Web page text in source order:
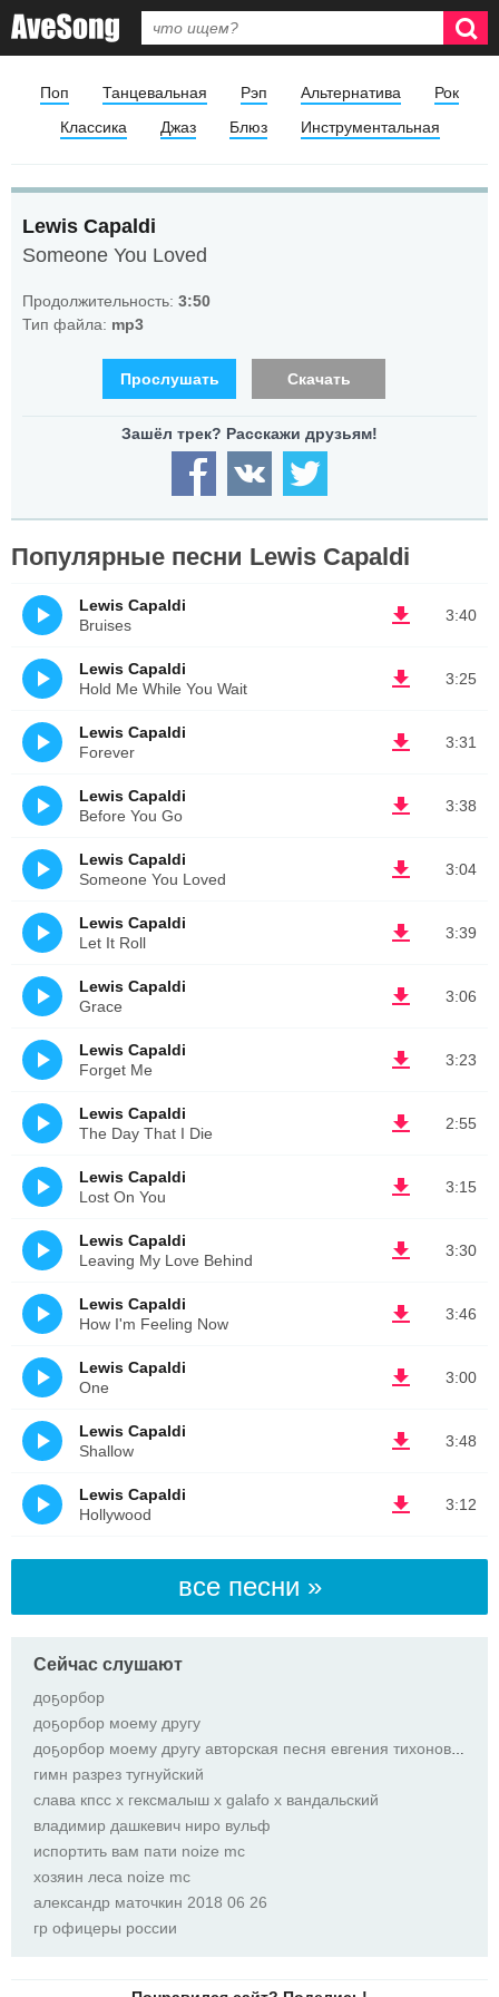
Поп Танцевальная Рэп Альтернатива
Рок
Классика
Джаз Блюз Инструментальная
Lewis Capaldi
Someone You Loved
Продолжительность: 3:50
Тип файла: mp3
Прослушать Скачать
Популярные песни Lewis Capaldi
3:40
Lewis Capaldi
Bruises
3:25
Lewis Capaldi
Hold Me While You Wait
3:31
Lewis Capaldi
Forever
3:38
Lewis Capaldi
Before You Go
3:04
Lewis Capaldi
Someone You Loved
3:39
Lewis Capaldi
Let It Roll
3:06
Lewis Capaldi
Grace
3:23
Lewis Capaldi
Forget Me
2:55
Lewis Capaldi
The Day That I Die
3:15
Lewis Capaldi
Lost On You
3:30
Lewis Capaldi
Leaving My Love Behind
3:46
Lewis Capaldi
How I'm Feeling Now
3:00
Lewis Capaldi
One
3:48
Lewis Capaldi
Shallow
3:12
Lewis Capaldi
Hollywood
все песни »
Сейчас слушают
доҕорбор
доҕорбор моему другу
доҕорбор моему другу авторская песня евгения тихонова из верхневилюйского улуса посвященная боевым т
гимн разрез тугнуйский
слава кпсс x гексмалыш x galafo x вандальский
владимир дашкевич ниро вульф
испортить вам пати noize mc
хозяин леса noize mc
александр маточкин 2018 06 26
гр офицеры россии